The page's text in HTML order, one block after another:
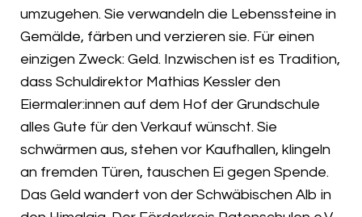
umzugehen. Sie verwandeln die Lebenssteine in
Gemälde, färben und verzieren sie. Für einen
einzigen Zweck: Geld. Inzwischen ist es Tradition,
dass Schuldirektor Mathias Kessler den
Eiermaler:innen auf dem Hof der Grundschule
alles Gute für den Verkauf wünscht. Sie
schwärmen aus, stehen vor Kaufhallen, klingeln
an fremden Türen, tauschen Ei gegen Spende.
Das Geld wandert von der Schwäbischen Alb in